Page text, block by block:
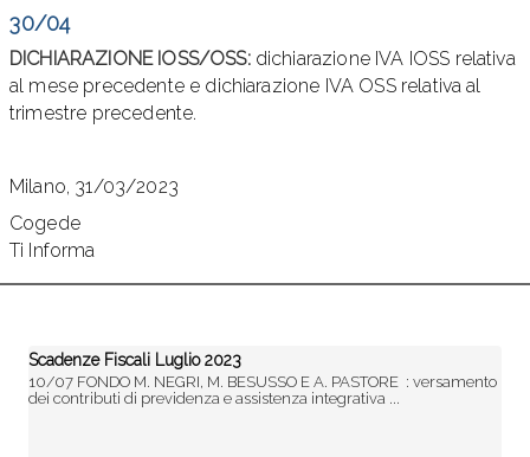
30/04
DICHIARAZIONE IOSS/OSS: dichiarazione IVA IOSS relativa
al mese precedente e dichiarazione IVA OSS relativa al
trimestre precedente.
Milano, 31/03/2023
Cogede
Ti Informa
Scadenze Fiscali Luglio 2023
10/07 FONDO M. NEGRI, M. BESUSSO E A. PASTORE : versamento
dei contributi di previdenza e assistenza integrativa ...